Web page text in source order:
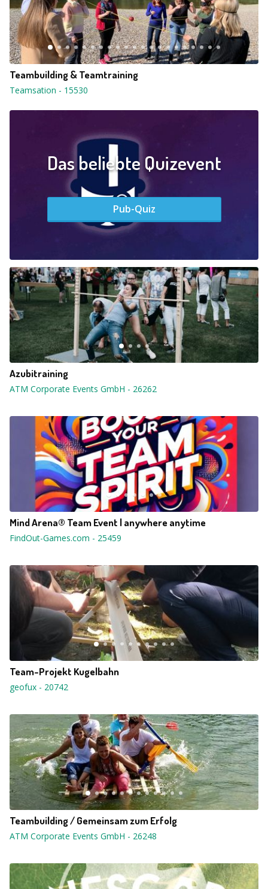
Teambuilding & Teamtraining
Teamsation - 15530
Das beliebte Quizevent
Pub-Quiz
Azubitraining
ATM Corporate Events GmbH - 26262
Mind Arena® Team Event | anywhere anytime
FindOut-Games.com - 25459
Team-Projekt Kugelbahn
geofux - 20742
Teambuilding / Gemeinsam zum Erfolg
ATM Corporate Events GmbH - 26248